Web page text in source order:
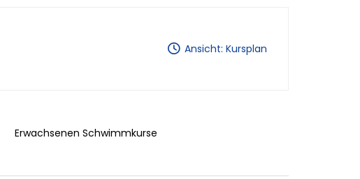
Ansicht: Kursplan
Erwachsenen Schwimmkurse